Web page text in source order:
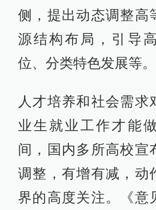
侧，提出动态调整高
源结构布局，引导
位、分类特色发展等。
人才培养和社会需求
业生就业工作才能
间，国内多所高校宣
调整，有增有减，动
界的高度关注。《意